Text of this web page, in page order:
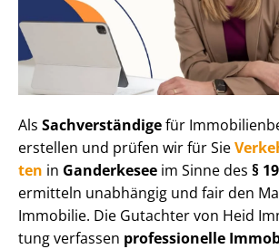
Als Sachverständigefür
erstellen und prüfen wir für Sie
ten in Ganderkesee im Sinne des §
ermitteln unabhängig und fair den
Immobilie. Die Gutachter von Heid
tung verfassen professionelle